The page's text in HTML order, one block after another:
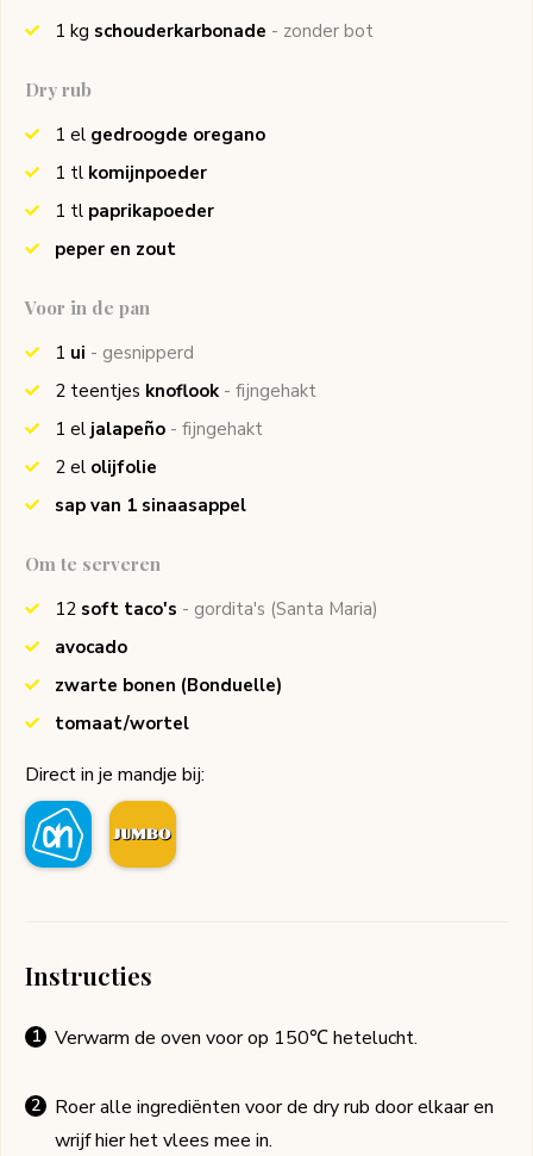
1 kg schouderkarbonade - zonder bot
Dry rub
1 el gedroogde oregano
1 tl komijnpoeder
1 tl paprikapoeder
peper en zout
Voor in de pan
1 ui - gesnipperd
2 teentjes knoflook - fijngehakt
1 el jalapeño - fijngehakt
2 el olijfolie
sap van 1 sinaasappel
Om te serveren
12 soft taco's - gordita's (Santa Maria)
avocado
zwarte bonen (Bonduelle)
tomaat/wortel
Direct in je mandje bij:
Instructies
Verwarm de oven voor op 150℃ hetelucht.
Roer alle ingrediënten voor de dry rub door elkaar en
wrijf hier het vlees mee in.